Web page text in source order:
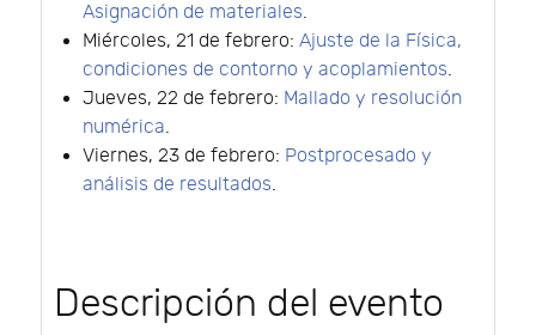
Asignación de materiales.
Miércoles, 21 de febrero: Ajuste de la Física,
condiciones de contorno y acoplamientos.
Jueves, 22 de febrero: Mallado y resolución
numérica.
Viernes, 23 de febrero: Postprocesado y
análisis de resultados.
Descripción del evento